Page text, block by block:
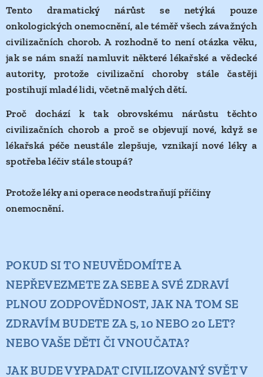
Tento dramatický nárůst se netýká pouze
onkologických onemocnění, ale téměř všech závažných
civilizačních chorob. A rozhodně to není otázka věku,
jak se nám snaží namluvit některé lékařské a vědecké
autority, protože civilizační choroby stále častěji
postihují mladé lidi, včetně malých dětí.
Proč dochází k tak obrovskému nárůstu těchto
civilizačních chorob a proč se objevují nové, když se
lékařská péče neustále zlepšuje, vznikají nové léky a
spotřeba léčiv stále stoupá?
Protože léky ani operace neodstraňují příčiny
onemocnění.
POKUD SI TO NEUVĚDOMÍTE A
NEPŘEVEZMETE ZA SEBE A SVÉ ZDRAVÍ
PLNOU ZODPOVĚDNOST, JAK NA TOM SE
ZDRAVÍM BUDETE ZA 5, 10 NEBO 20 LET?
NEBO VAŠE DĚTI ČI VNOUČATA?
JAK BUDE VYPADAT CIVILIZOVANÝ SVĚT V